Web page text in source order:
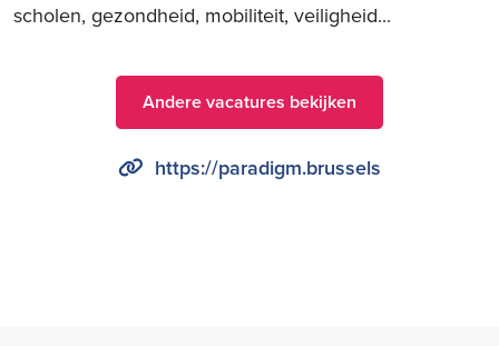
scholen, gezondheid, mobiliteit, veiligheid...
Andere vacatures bekijken
https://paradigm.brussels